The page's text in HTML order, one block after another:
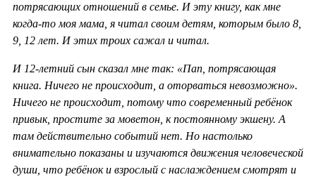
потрясающих отношений в семье. И эту книгу, как мне
когда-то моя мама, я читал своим детям, которым было 8,
9, 12 лет. И этих троих сажал и читал.
И 12-летний сын сказал мне так: «Пап, потрясающая
книга. Ничего не происходит, а оторваться невозможно».
Ничего не происходит, потому что современный ребёнок
привык, простите за моветон, к постоянному экшену. А
там действительно событий нет. Но настолько
внимательно показаны и изучаются движения человеческой
души, что ребёнок и взрослый с наслаждением смотрят и